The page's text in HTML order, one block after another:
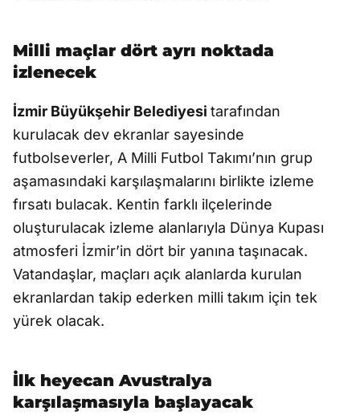
Milli maçlar dört ayrı noktada
izlenecek
İzmir Büyükşehir Belediyesi tarafından
kurulacak dev ekranlar sayesinde
futbolseverler, A Milli Futbol Takımı’nın grup
aşamasındaki karşılaşmalarını birlikte izleme
fırsatı bulacak. Kentin farklı ilçelerinde
oluşturulacak izleme alanlarıyla Dünya Kupası
atmosferi İzmir’in dört bir yanına taşınacak.
Vatandaşlar, maçları açık alanlarda kurulan
ekranlardan takip ederken milli takım için tek
yürek olacak.
İlk heyecan Avustralya
karşılaşmasıyla başlayacak